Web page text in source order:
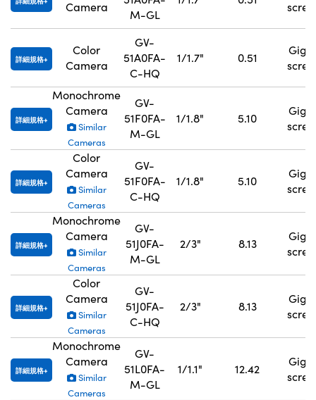
Camera
M-GL
詳細規格
Color
Camera
GV-
51A0FA-
C-HQ
1/1.7" 0.51
GigE
詳細規格
Monochrome
Camera
Similar
Cameras
GV-
51F0FA-
M-GL
1/1.8" 5.10
GigE
詳細規格
Color
Camera
Similar
Cameras
GV-
51F0FA-
C-HQ
1/1.8" 5.10
GigE
詳細規格
Monochrome
Camera
Similar
Cameras
GV-
51J0FA-
M-GL
2/3" 8.13
GigE
詳細規格
Color
Camera
Similar
Cameras
GV-
51J0FA-
C-HQ
2/3" 8.13
GigE
詳細規格
Monochrome
Camera
Similar
Cameras
GV-
51L0FA-
M-GL
1/1.1" 12.42
GigE